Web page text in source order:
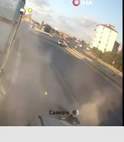
Samsun
Siirt
Sinop
Tekirdağ